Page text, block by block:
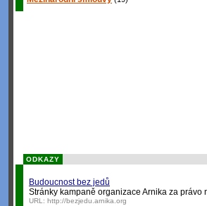
ODKAZY
Budoucnost bez jedů
Stránky kampaně organizace Arnika za
URL: http://bezjedu.arnika.org